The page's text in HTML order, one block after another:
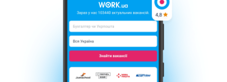
Contact us About us
Сareer
Help Terms of use